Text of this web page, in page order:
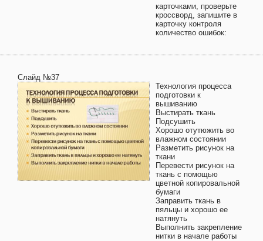
карточками, проверьте
кроссворд, запишите в
карточку контроля
количество ошибок:
Слайд №37
Технология процесса
подготовки к
вышиванию
Выстирать ткань
Подсушить
Хорошо отутюжить во
влажном состоянии
Разметить рисунок на
ткани
Перевести рисунок на
ткань с помощью
цветной копировальной
бумаги
Заправить ткань в
пяльцы и хорошо ее
натянуть
Выполнить закрепление
нитки в начале работы